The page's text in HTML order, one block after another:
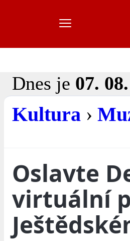
Dnes je 07.
Kultura ›
Oslavte
virtuální